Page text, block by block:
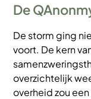
De
De storm ging
voort. De kern
overzichtelijk
overheid zou een